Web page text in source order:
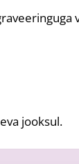
jooksul.